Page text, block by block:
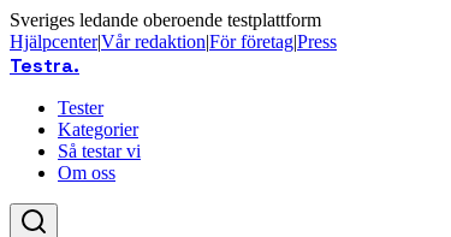
Sveriges ledande oberoende testplattform
Hjälpcenter|Vår redaktion|För företag|Press
Testra.
Tester
Kategorier
Så testar vi
Om oss